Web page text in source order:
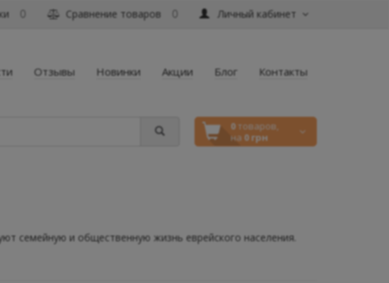
Личный кабинет
0 Сравнение товаров 0
Отзывы Новинки Акции Блог Контакты
0товаров,
на 0 грн
семейную и общественную жизнь еврейского населения.